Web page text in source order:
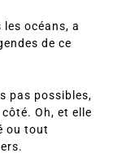
océans, a
de ce
pas possibles,
Oh, et elle
ou tout